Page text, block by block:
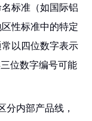
标准（如国际铝
性标准中的特定
以四位数字表示
三位数字编号可能
分内部产品线，